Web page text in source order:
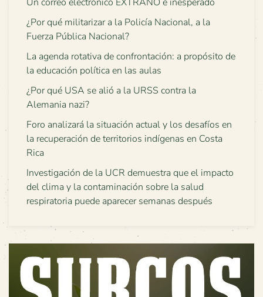
¿Por qué militarizar a la Policía Nacional, a la
Fuerza Pública Nacional?
La agenda rotativa de confrontación: a propósito de
la educación política en las aulas
¿Por qué USA se alió a la URSS contra la
Alemania nazi?
Foro analizará la situación actual y los desafíos en
la recuperación de territorios indígenas en Costa
Rica
Investigación de la UCR demuestra que el impacto
del clima y la contaminación sobre la salud
respiratoria puede aparecer semanas después